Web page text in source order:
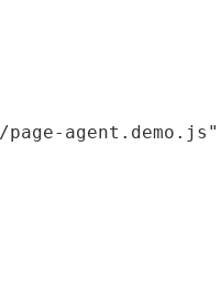
agent.demo.js"